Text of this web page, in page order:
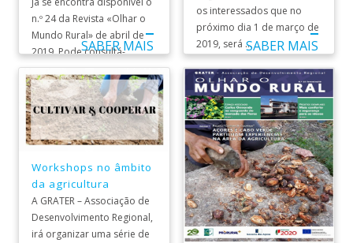
n.º 24 da Revista «Olhar o
Mundo Rural» de abril de
2019. Pode consultá-
la aqui. ...
SABER MAIS
os interessados que no
próximo dia 1 de março de
2019, será ...SABER MAIS
Workshops no âmbito
da agricultura
A GRATER – Associação de
Desenvolvimento Regional,
irá organizar uma série de